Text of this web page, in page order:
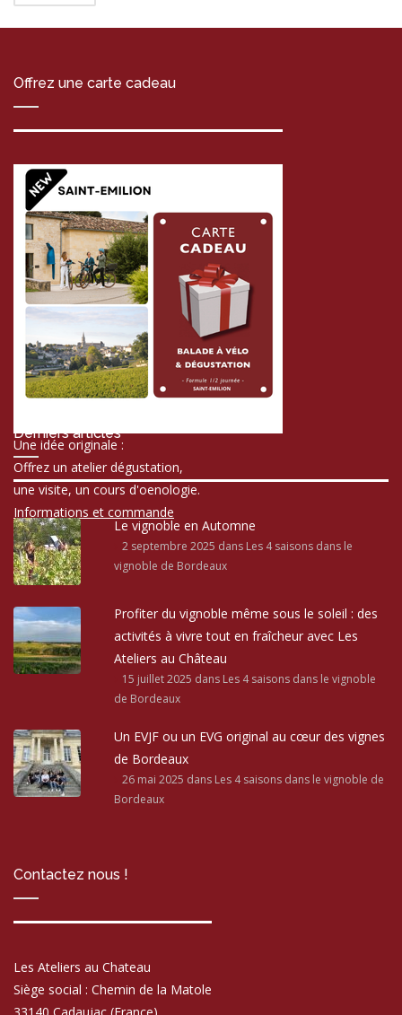
Offrez une carte cadeau
Une idée originale :
Offrez un atelier dégustation,
une visite, un cours d'oenologie.
Informations et commande
Derniers articles
Le vignoble en Automne
2 septembre 2025 dans Les 4 saisons dans le
vignoble de Bordeaux
Profiter du vignoble même sous le soleil : des
activités à vivre tout en fraîcheur avec Les
Ateliers au Château
15 juillet 2025 dans Les 4 saisons dans le vignoble
de Bordeaux
Un EVJF ou un EVG original au cœur des vignes
de Bordeaux
26 mai 2025 dans Les 4 saisons dans le vignoble de
Bordeaux
Contactez nous !
Les Ateliers au Chateau
Siège social : Chemin de la Matole
33140 Cadaujac (France)